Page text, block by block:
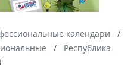
календари
Республика